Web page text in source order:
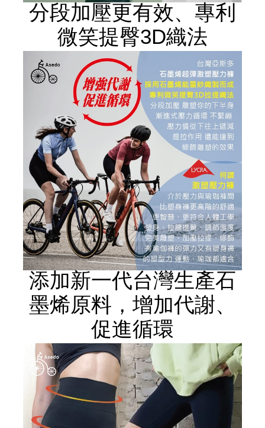
分段加壓更有效、專利
微笑提臀3D織法
添加新一代台灣生產石
墨烯原料，增加代謝、
促進循環